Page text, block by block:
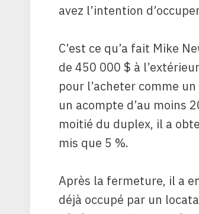
avez l’intention
C’est ce qu’a fait Mike
de 450 000 $ à
pour l’acheter comme
un acompte d’au moins
moitié du duplex, il a
mis que 5 %.
Après la fermeture, il a
déjà occupé par un